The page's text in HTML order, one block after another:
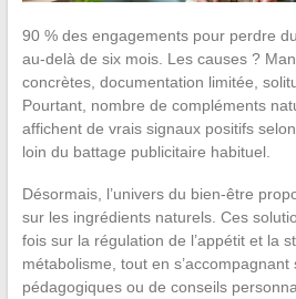
90 % des engagements pour perdre
au-delà de six mois. Les causes ?
concrètes, documentation limitée,
Pourtant, nombre de compléments
affichent de vrais signaux positifs
loin du battage publicitaire habituel.
Désormais, l’univers du bien-être
sur les ingrédients naturels. Ces
fois sur la régulation de l’appétit et la
métabolisme, tout en
pédagogiques ou de conseils